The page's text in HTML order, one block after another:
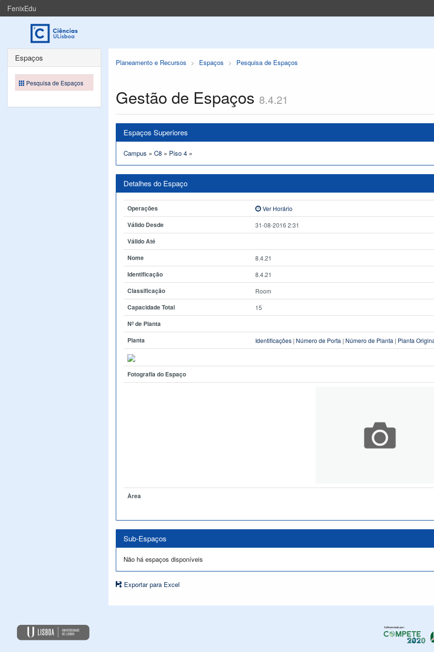
FenixEdu
Planeamento e Recursos Espaços Pesquisa de Espaços
Gestão de Espaços 8.4.21
Espaços Superiores
Campus » C8 » Piso 4 »
Detalhes do Espaço
Operações Ver Horário
Válido Desde 31-08-2016 2:31
Válido Até
Nome
8.4.21
Identificação 8.4.21
Classificação Room
Capacidade Total 15
Nº de Planta
Planta
Identificações | Número de Porta | Número de Planta | Planta
Fotografia do Espaço
Àrea
Sub-Espaços
Não há espaços disponíveis
Exportar para Excel
Espaços
Pesquisa de Espaços